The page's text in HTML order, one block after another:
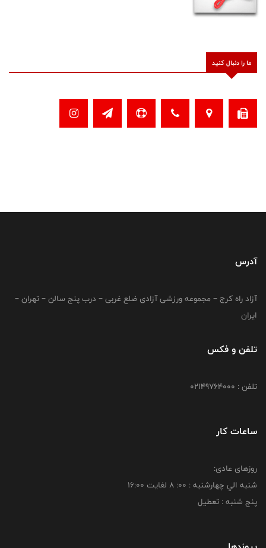
ما را دنبال کنید
آدرس
آزاد راه کرج – مجموعه ورزشی آزادی ضلع غربی – درب پنج سالن – تهران –
ایران
تلفن و فکس
تلفن : 02149764000
ساعات کار
روزهای عادی:
شنبه الي چهارشنبه : 00: 8 لغايت 16:00
پنج شنبه : تعطیل